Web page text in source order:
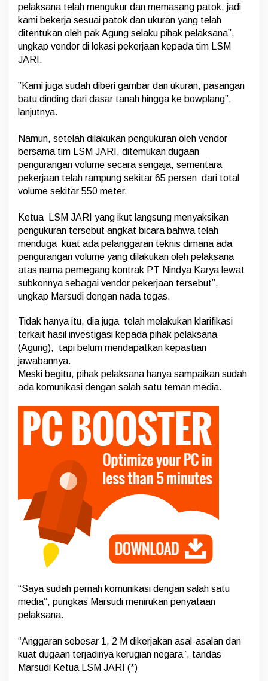
e
r
a
k
a
n
a
P
e
t
u
u
k
T
e
n
i
s
pelaksana telah mengukur dan memasang patok, jadi
kami bekerja sesuai patok dan ukuran yang telah
ditentukan oleh pak Agung selaku pihak pelaksana”,
ungkap vendor di lokasi pekerjaan kepada tim LSM
JARI.
‎”Kami juga sudah diberi gambar dan ukuran, pasangan
batu dinding dari dasar tanah hingga ke bowplang”,
lanjutnya.
‎Namun, setelah dilakukan pengukuran oleh vendor
bersama tim LSM JARI, ditemukan dugaan
pengurangan volume secara sengaja, sementara
pekerjaan telah rampung sekitar 65 persen dari total
volume sekitar 550 meter.
‎Ketua LSM JARI yang ikut langsung menyaksikan
pengukuran tersebut angkat bicara bahwa telah
menduga kuat ada pelanggaran teknis dimana ada
pengurangan volume yang dilakukan oleh pelaksana
atas nama pemegang kontrak PT Nindya Karya lewat
subkonnya sebagai vendor pekerjaan tersebut”,
ungkap Marsudi dengan nada tegas.
Tidak hanya itu, dia juga telah melakukan klarifikasi
terkait hasil investigasi kepada pihak pelaksana
(Agung), tapi belum mendapatkan kepastian
jawabannya.
Meski begitu, pihak pelaksana hanya sampaikan sudah
ada komunikasi dengan salah satu teman media.
“Saya sudah pernah komunikasi dengan salah satu
media”, pungkas Marsudi menirukan penyataan
pelaksana.
“‎Anggaran sebesar 1, 2 M dikerjakan asal-asalan dan
kuat dugaan terjadinya kerugian negara”, tandas
Marsudi Ketua LSM JARI (*)